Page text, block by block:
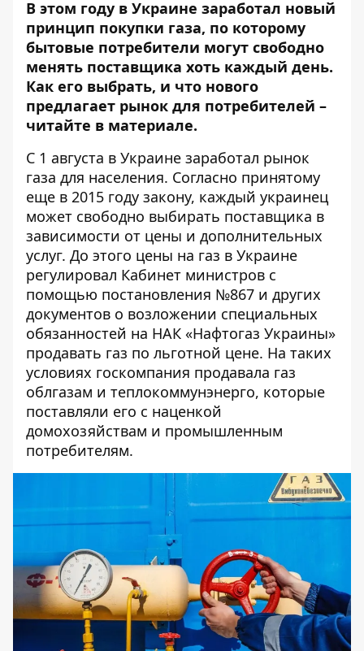
В этом году в Украине заработал новый
принцип покупки газа, по которому
бытовые потребители могут свободно
менять поставщика хоть каждый день.
Как его выбрать, и что нового
предлагает рынок для потребителей –
читайте в материале.
С 1 августа в Украине заработал рынок
газа для населения. Согласно принятому
еще в 2015 году закону, каждый украинец
может свободно выбирать поставщика в
зависимости от цены и дополнительных
услуг. До этого цены на газ в Украине
регулировал Кабинет министров с
помощью постановления №867 и других
документов о возложении специальных
обязанностей на НАК «Нафтогаз Украины»
продавать газ по льготной цене. На таких
условиях госкомпания продавала газ
облгазам и теплокоммунэнерго, которые
поставляли его с наценкой
домохозяйствам и промышленным
потребителям.